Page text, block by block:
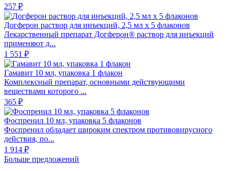
257 ₽
Догферон раствор для инъекций, 2,5 мл х 5 флаконов
Лекарственный препарат Догферон® раствор для инъекций
применяют д...
1 551 ₽
Гамавит 10 мл, упаковка 1 флакон
Комплексный препарат, основными действующими
веществами которого ...
365 ₽
Фоспренил 10 мл, упаковка 5 флаконов
Фоспренил обладает широким спектром противовирусного
действия, по...
1 914 ₽
Больше предложений